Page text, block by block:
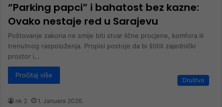
“Parking papci” i bahatost bez kazne:
Ovako nestaje red u Sarajevu
Poštovanje zakona ne smije biti stvar lične procjene, komfora ili
trenutnog raspoloženja. Propisi postoje da bi štitili zajednički
prostor i…
Pročitaj više
Društvo
nk 2 1. Januara 2026.